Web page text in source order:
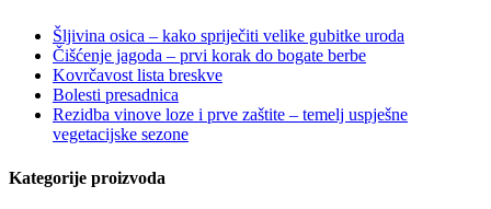
Šljivina osica – kako spriječiti velike gubitke uroda
Čišćenje jagoda – prvi korak do bogate berbe
Kovrčavost lista breskve
Bolesti presadnica
Rezidba vinove loze i prve zaštite – temelj uspješne
vegetacijske sezone
Kategorije proizvoda